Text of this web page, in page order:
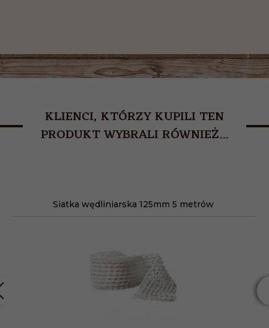
KLIENCI, KTÓRZY KUPILI TEN
PRODUKT WYBRALI RÓWNIEŻ...
Siatka wędliniarska 125mm 5 metrów